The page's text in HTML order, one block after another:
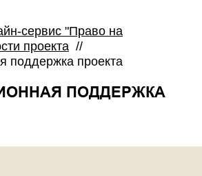
сервис "Право на
проекта //
поддержка проекта
ПОДДЕРЖКА